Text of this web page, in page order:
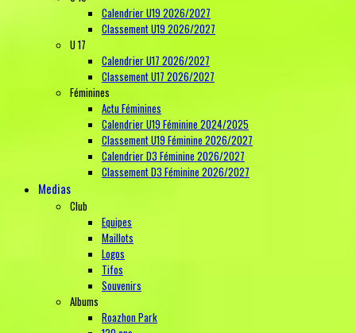
Calendrier U19 2026/2027
Classement U19 2026/2027
U 17
Calendrier U17 2026/2027
Classement U17 2026/2027
Féminines
Actu Féminines
Calendrier U19 Féminine 2024/2025
Classement U19 Féminine 2026/2027
Calendrier D3 Féminine 2026/2027
Classement D3 Féminine 2026/2027
Medias
Club
Equipes
Maillots
Logos
Tifos
Souvenirs
Albums
Roazhon Park